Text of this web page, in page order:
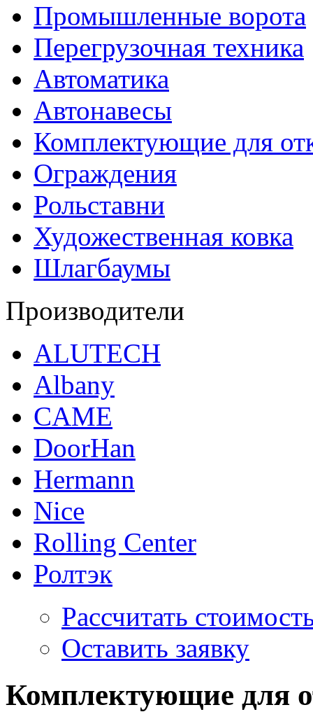
Промышленные ворота
Перегрузочная техника
Автоматика
Автонавесы
Комплектующие для
Ограждения
Рольставни
Художественная ковка
Шлагбаумы
Производители
ALUTECH
Albany
CAME
DoorHan
Hermann
Nice
Rolling Center
Ролтэк
Рассчитать
Оставить заявку
Комплектующие для